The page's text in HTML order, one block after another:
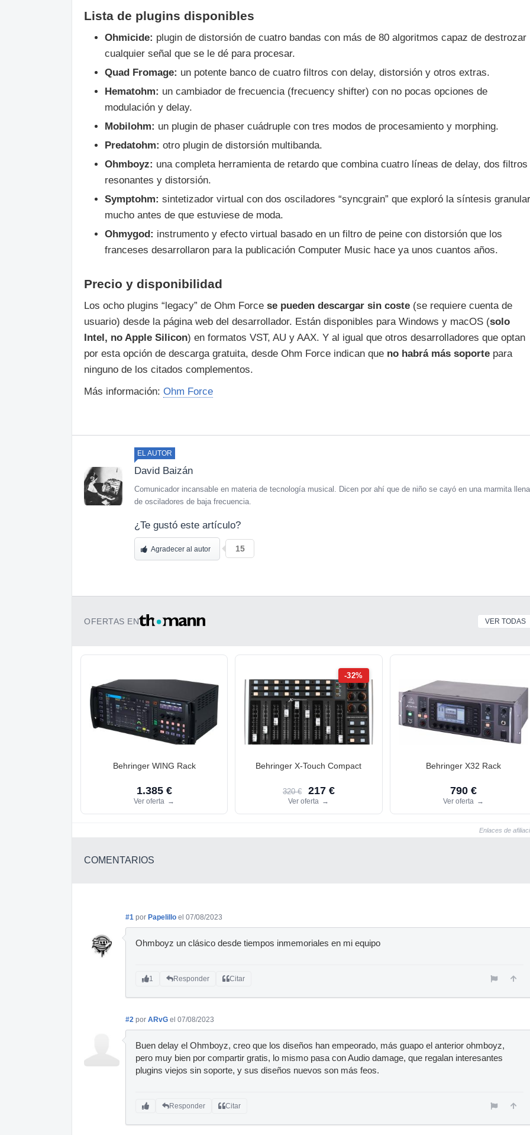
Lista de plugins disponibles
Ohmicide: plugin de distorsión de cuatro bandas con más de 80 algoritmos capaz de destrozar
cualquier señal que se le dé para procesar.
Quad Fromage: un potente banco de cuatro filtros con delay, distorsión y otros extras.
Hematohm: un cambiador de frecuencia (frecuency shifter) con no pocas opciones de
modulación y delay.
Mobilohm: un plugin de phaser cuádruple con tres modos de procesamiento y morphing.
Predatohm: otro plugin de distorsión multibanda.
Ohmboyz: una completa herramienta de retardo que combina cuatro líneas de delay, dos filtros
resonantes y distorsión.
Symptohm: sintetizador virtual con dos osciladores “syncgrain” que exploró la síntesis granular
mucho antes de que estuviese de moda.
Ohmygod: instrumento y efecto virtual basado en un filtro de peine con distorsión que los
franceses desarrollaron para la publicación Computer Music hace ya unos cuantos años.
Precio y disponibilidad
Los ocho plugins “legacy” de Ohm Force se pueden descargar sin coste (se requiere cuenta de
usuario) desde la página web del desarrollador. Están disponibles para Windows y macOS (solo
Intel, no Apple Silicon) en formatos VST, AU y AAX. Y al igual que otros desarrolladores que optan
por esta opción de descarga gratuita, desde Ohm Force indican que no habrá más soporte para
ninguno de los citados complementos.
Más información: Ohm Force
EL AUTOR
David Baizán
Comunicador incansable en materia de tecnología musical. Dicen por ahí que de niño se cayó en una marmita llena
de osciladores de baja frecuencia.
¿Te gustó este artículo?
Agradecer al autor 15
OFERTAS EN VER TODAS
Behringer WING Rack
1.385 €
Ver oferta →
-32%
Behringer X-Touch Compact
320 € 217 €
Ver oferta →
Behringer X32 Rack
790 €
Ver oferta →
Enlaces de
COMENTARIOS
#1 por Papelillo el 07/08/2023
Ohmboyz un clásico desde tiempos inmemoriales en mi equipo
1 Responder Citar
#2 por ARvG el 07/08/2023
Buen delay el Ohmboyz, creo que los diseños han empeorado, más guapo el anterior ohmboyz,
pero muy bien por compartir gratis, lo mismo pasa con Audio damage, que regalan interesantes
plugins viejos sin soporte, y sus diseños nuevos son más feos.
Responder Citar